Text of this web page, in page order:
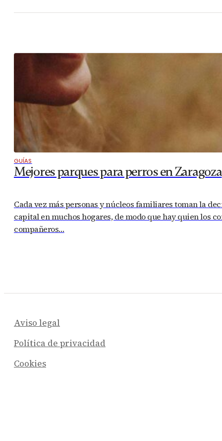
GUÍAS
Mejores parques para perros en Zaragoza
Cada vez más personas y núcleos familiares toman la
capital en muchos hogares, de modo que hay quien los
compañeros…
Aviso legal
Política de privacidad
Cookies